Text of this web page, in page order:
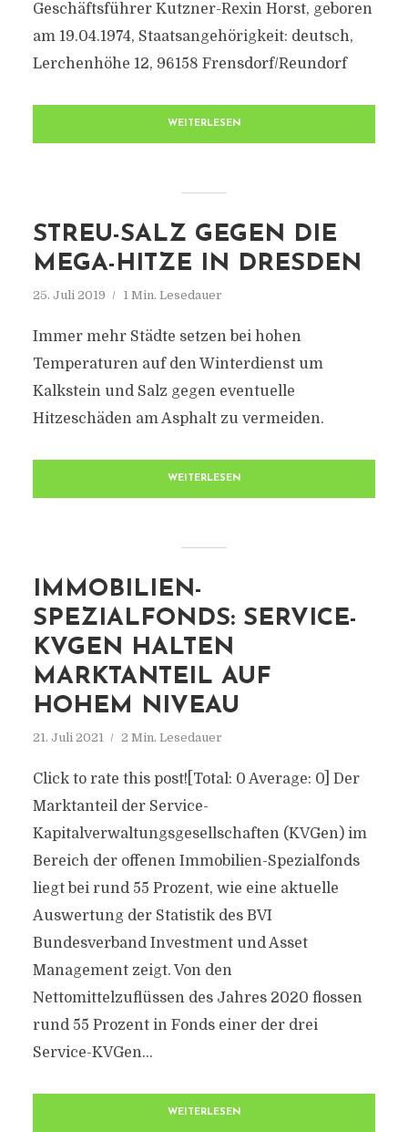
Geschäftsführer Kutzner-Rexin Horst, geboren
am 19.04.1974, Staatsangehörigkeit: deutsch,
Lerchenhöhe 12, 96158 Frensdorf/Reundorf
WEITERLESEN
STREU-SALZ GEGEN DIE
MEGA-HITZE IN DRESDEN
25. Juli 2019 1 Min. Lesedauer
Immer mehr Städte setzen bei hohen
Temperaturen auf den Winterdienst um
Kalkstein und Salz gegen eventuelle
Hitzeschäden am Asphalt zu vermeiden.
WEITERLESEN
IMMOBILIEN-
SPEZIALFONDS: SERVICE-
KVGEN HALTEN
MARKTANTEIL AUF
HOHEM NIVEAU
21. Juli 2021 2 Min. Lesedauer
Click to rate this post![Total: 0 Average: 0] Der
Marktanteil der Service-
Kapitalverwaltungsgesellschaften (KVGen) im
Bereich der offenen Immobilien-Spezialfonds
liegt bei rund 55 Prozent, wie eine aktuelle
Auswertung der Statistik des BVI
Bundesverband Investment und Asset
Management zeigt. Von den
Nettomittelzuflüssen des Jahres 2020 flossen
rund 55 Prozent in Fonds einer der drei
Service-KVGen...
WEITERLESEN